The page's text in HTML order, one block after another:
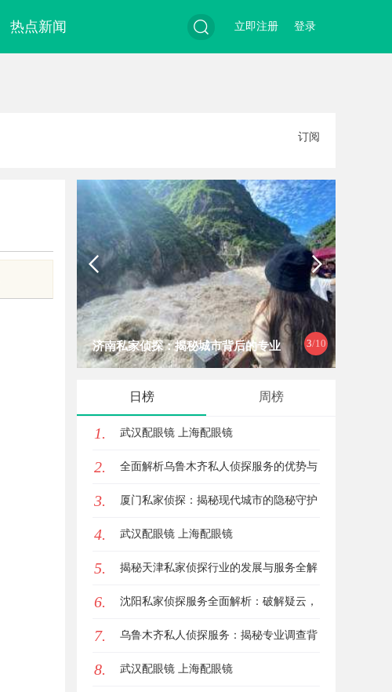
热点新闻
索
登录
立即注册
订阅
4/10
揭秘厦门私家侦探行业的专业服务与
日榜 周榜
1. 武汉配眼镜 上海配眼镜
2. 全面解析乌鲁木齐私人侦探服务的优势与
应用
3. 厦门私家侦探：揭秘现代城市的隐秘守护
者
4. 武汉配眼镜 上海配眼镜
5. 揭秘天津私家侦探行业的发展与服务全解
析
6. 沈阳私家侦探服务全面解析：破解疑云，
守护真相的专家助力
7. 乌鲁木齐私人侦探服务：揭秘专业调查背
后的故事与应用
8. 武汉配眼镜 上海配眼镜